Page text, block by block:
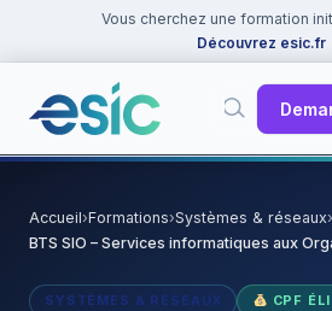
Vous cherchez une formation
Découvrez esic.fr
Docker
Accueil›Formations›Systèmes & réseaux›
BTS SIO – Services informatiques aux
SYSTÈMES & RÉSEAUX CPF